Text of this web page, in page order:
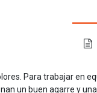
Para trabajar en
un buen agarre y